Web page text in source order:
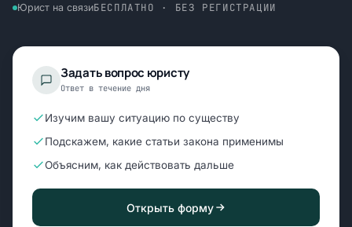
Юрист на связиБЕСПЛАТНО · БЕЗ РЕГИСТРАЦИИ
Задать вопрос юристу
Ответ в течение дня
Изучим вашу ситуацию по существу
Подскажем, какие статьи закона применимы
Объясним, как действовать дальше
Открыть форму